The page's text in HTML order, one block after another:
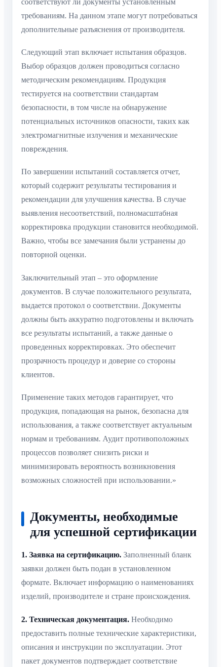
требованиям. На данном этапе могут потребоваться
дополнительные разъяснения от производителя.
Следующий этап включает испытания образцов.
Выбор образцов должен проводиться согласно
методическим рекомендациям. Продукция
тестируется на соответствии стандартам
безопасности, в том числе на обнаружение
потенциальных источников опасности, таких как
электромагнитные излучения и механические
повреждения.
По завершении испытаний составляется отчет,
который содержит результаты тестирования и
рекомендации для улучшения качества. В случае
выявления несоответствий, полномасштабная
корректировка продукции становится необходимой.
Важно, чтобы все замечания были устранены до
повторной оценки.
Заключительный этап – это оформление
документов. В случае положительного результата,
выдается протокол о соответствии. Документы
должны быть аккуратно подготовлены и включать
все результаты испытаний, а также данные о
проведенных корректировках. Это обеспечит
прозрачность процедур и доверие со стороны
клиентов.
Применение таких методов гарантирует, что
продукция, попадающая на рынок, безопасна для
использования, а также соответствует актуальным
нормам и требованиям. Аудит противоположных
процессов позволяет снизить риски и
минимизировать вероятность возникновения
возможных сложностей при использовании.»
Документы, необходимые
для успешной сертификации
1. Заявка на сертификацию. Заполненный бланк
заявки должен быть подан в установленном
формате. Включает информацию о наименованиях
изделий, производителе и стране происхождения.
2. Техническая документация. Необходимо
предоставить полные технические характеристики,
описания и инструкции по эксплуатации. Этот
пакет документов подтверждает соответствие